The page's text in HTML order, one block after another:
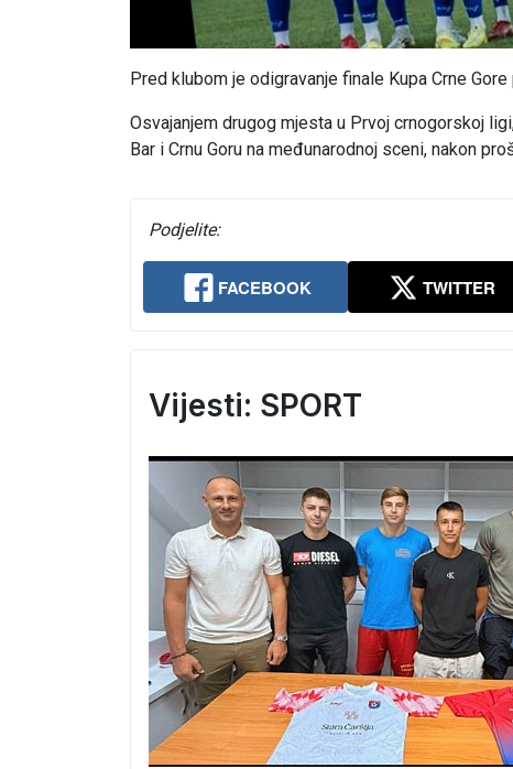
Pred klubom je odigravanje finale Kupa Crne
Osvajanjem drugog mjesta u Prvoj crnogorskoj
Bar i Crnu Goru na međunarodnoj sceni, nakon
Podjelite:
FACEBOOK TWITTER
Vijesti: SPORT